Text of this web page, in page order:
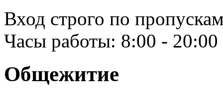
Вход строго по
Часы работы: 8:00 - 20:00
Общежитие